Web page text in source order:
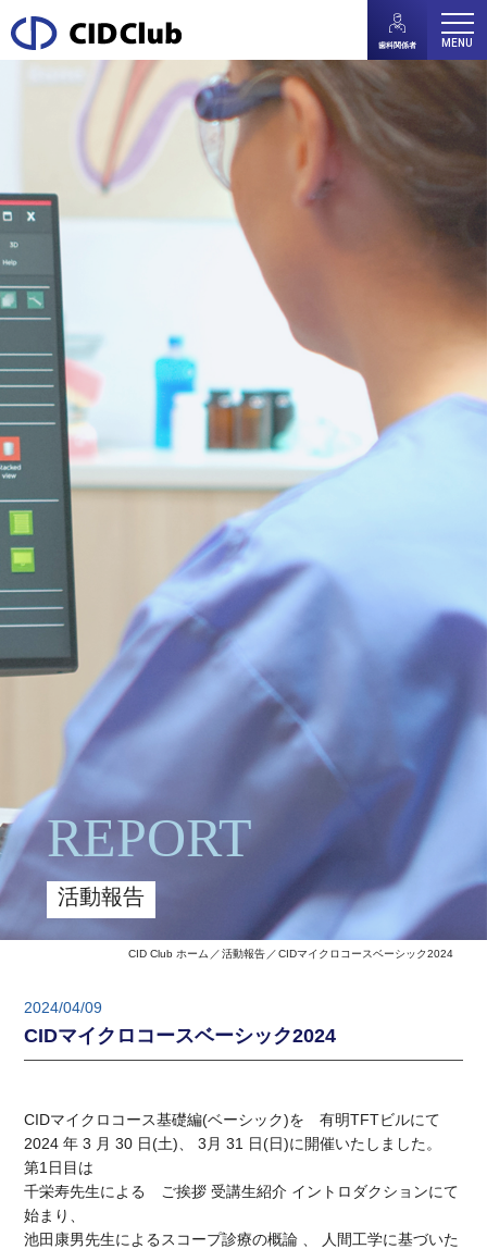
歯科関係者 MENU
REPORT
活動報告
CID Club ホーム 活動報告 CIDマイクロコースベーシック2024
2024/04/09
CIDマイクロコースベーシック2024
CIDマイクロコース基礎編(ベーシック)を 有明TFTビルにて
2024 年 3 月 30 日(土)、 3月 31 日(日)に開催いたしました。
第1日目は
千栄寿先生による ご挨拶 受講生紹介 イントロダクションにて
始まり、
池田康男先生によるスコープ診療の概論 、 人間工学に基づいた